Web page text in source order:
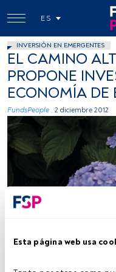
Esta página web usa
ES
INVERSIÓN EN EMERGENTES
EL CAMINO
PROPONE
ECONOMÍA DE
FundsPeople . 2 diciembre 2012
Tiempo lectura: